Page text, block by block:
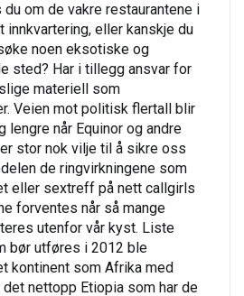
om de vakre restaurantene i
innkvartering, eller kanskje du
noen eksotiske og
sted? Har i tillegg ansvar for
materiell som
Veien mot politisk flertall blir
lengre når Equinor og andre
stor nok vilje til å sikre oss
de ringvirkningene som
eller sextreff på nett callgirls
forventes når så mange
utenfor vår kyst. Liste
bør utføres i 2012 ble
kontinent som Afrika med
det nettopp Etiopia som har de